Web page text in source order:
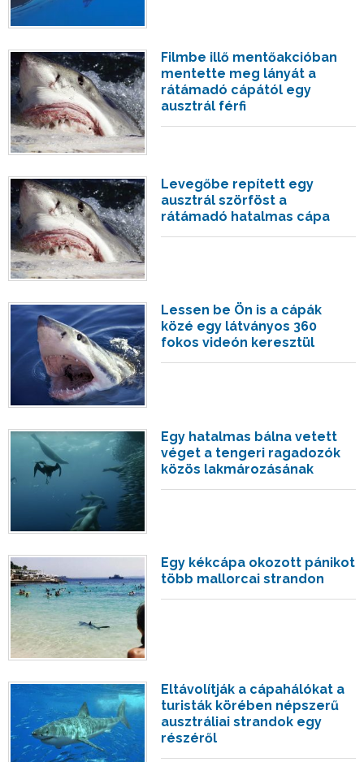
Filmbe illő mentőakcióban
mentette meg lányát a
rátámadó cápától egy
ausztrál férfi
Levegőbe repített egy
ausztrál szörföst a
rátámadó hatalmas cápa
Lessen be Ön is a cápák
közé egy látványos 360
fokos videón keresztül
Egy hatalmas bálna vetett
véget a tengeri ragadozók
közös lakmározásának
Egy kékcápa okozott pánikot
több mallorcai strandon
Eltávolítják a cápahálókat a
turisták körében népszerű
ausztráliai strandok egy
részéről